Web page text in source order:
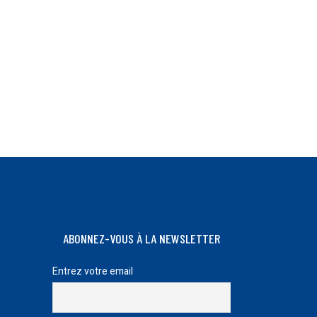
ABONNEZ-VOUS À LA NEWSLETTER
Entrez votre email